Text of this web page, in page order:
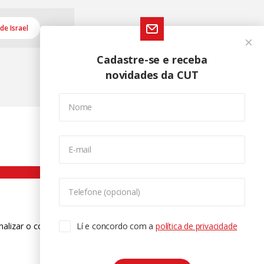
Israel
Cadastre-se e receba
novidades da CUT
Nome
E-mail
Telefone (opcional)
Lí e concordo com apolítica de privacidade
o conteúdo. Para saber mais